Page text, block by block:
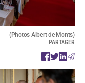
(Photos Albert de Monts)
PARTAGER